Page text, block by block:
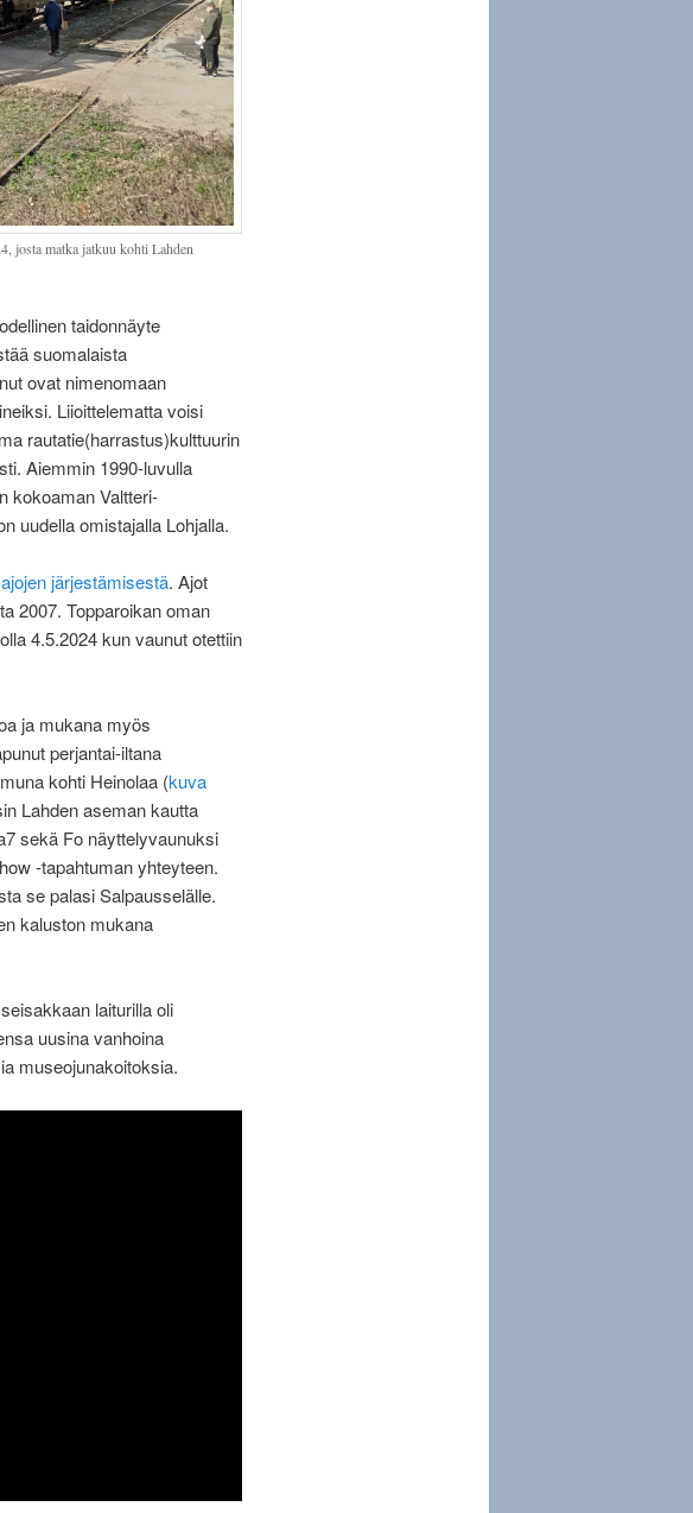
josta matka jatkuu kohti Lahden
taidonnäyte
suomalaista
ovat nimenomaan
Liioittelematta voisi
rautatie(harrastus)kulttuurin
Aiemmin 1990-luvulla
kokoaman Valtteri-
uudella omistajalla Lohjalla.
järjestämisestä. Ajot
2007. Topparoikan oman
4.5.2024 kun vaunut otettiin
ja mukana myös
perjantai-iltana
kohti Heinolaa (kuva
Lahden aseman kautta
sekä Fo näyttelyvaunuksi
-tapahtuman yhteyteen.
se palasi Salpausselälle.
kaluston mukana
laiturilla oli
uusina vanhoina
museojunakoitoksia.